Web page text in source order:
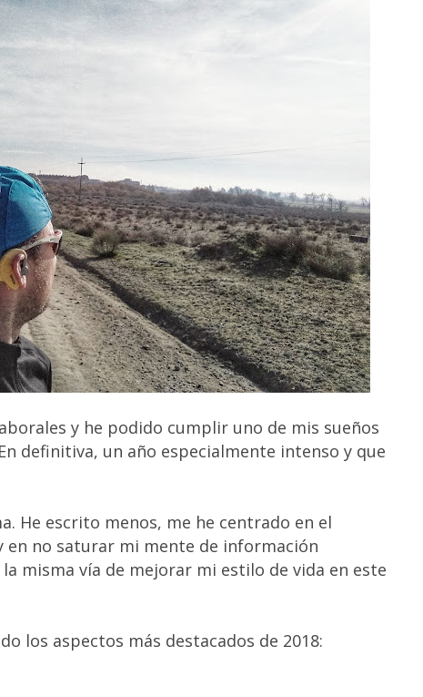
y he podido cumplir uno de mis sueños
definitiva, un año especialmente intenso y que
He escrito menos, me he centrado en el
en no saturar mi mente de información
misma vía de mejorar mi estilo de vida en este
los aspectos más destacados de 2018: